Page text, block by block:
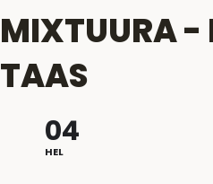
MIXTUURA -
TAAS
04
HEL